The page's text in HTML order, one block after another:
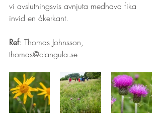
vi avslutningsvis avnjuta medhavd fika
invid en åkerkant.
Ref: Thomas Johnsson,
thomas@clangula.se